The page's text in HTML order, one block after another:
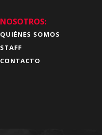
NOSOTROS:
QUIÉNES SOMOS
STAFF
CONTACTO